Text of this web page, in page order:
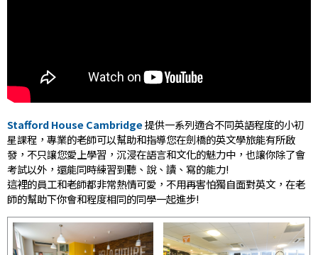
Stafford House Cambridge提供一系列適合不同英語程度的小初
星課程，專業的老師可以幫助和指導您在劍橋的英文學旅能有所啟
發，不只讓您愛上學習，沉浸在語言和文化的魅力中，也讓你除了會
考試以外，還能同時練習到聽、說、讀、寫的能力!
這裡的員工和老師都非常熱情可愛， 不用再害怕獨自面對英文，在老
師的幫助下你會和程度相同的同學一起進步!